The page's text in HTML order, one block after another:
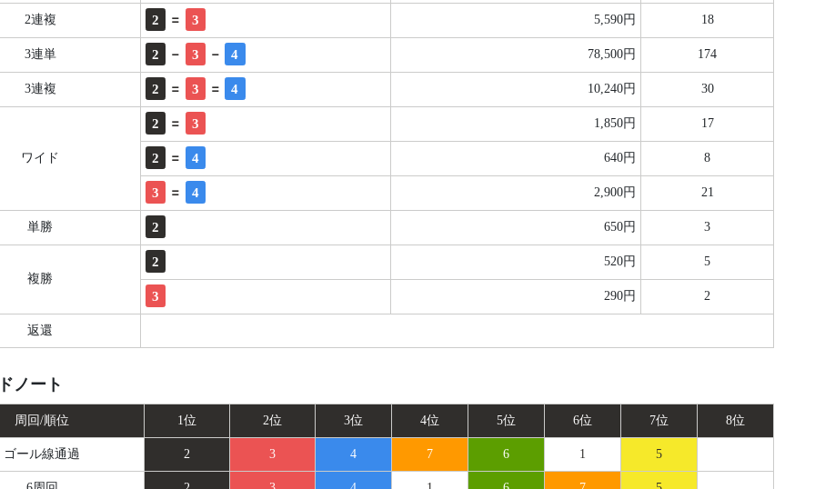
2連複 2 = 3 5,590円 18
3連単 2 - 3 - 4 78,500円 174
3連複 2 = 3 = 4 10,240円 30
ワイド
2 = 3 1,850円 17
2 = 4 640円 8
3 = 4 2,900円 21
単勝 2 650円 3
複勝
2 520円 5
3 290円 2
返還
ノート
周回/順位 1位 2位 3位 4位 5位 6位 7位 8位
ゴール線通過 2 3 4 7 6 1 5